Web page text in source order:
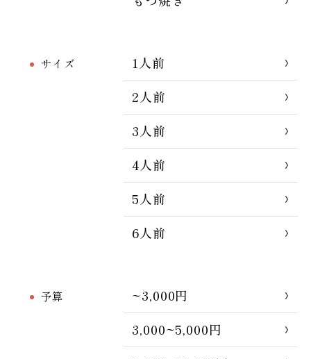
サイズ
1人前
2人前
3人前
4人前
5人前
6人前
予算
~3,000円
3,000~5,000円